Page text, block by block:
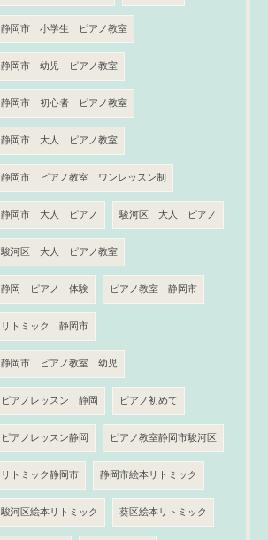
静岡市 小学生 ピアノ教室
静岡市 幼児 ピアノ教室
静岡市 初心者 ピアノ教室
静岡市 大人 ピアノ教室
静岡市 ピアノ教室 ワンレッスン制
静岡市 大人 ピアノ 駿河区 大人 ピアノ
駿河区 大人 ピアノ教室
静岡 ピアノ 体験 ピアノ教室 静岡市
リトミック 静岡市
静岡市 ピアノ教室 幼児
ピアノレッスン 静岡 ピアノ初めて
ピアノレッスン静岡 ピアノ教室静岡市駿河区
リトミック静岡市 静岡市絵本リトミック
駿河区絵本リトミック 葵区絵本リトミック